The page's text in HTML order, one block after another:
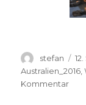
Autor
stefan
Australien_2016 ,
Kommentarzu